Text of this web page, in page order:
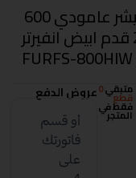
فريزر فيشر عامودي 600
لتر 21.2 قدم ابيض انفيرتر
متبقي0
قطع
فقط في
المتجر
عروض الدفع